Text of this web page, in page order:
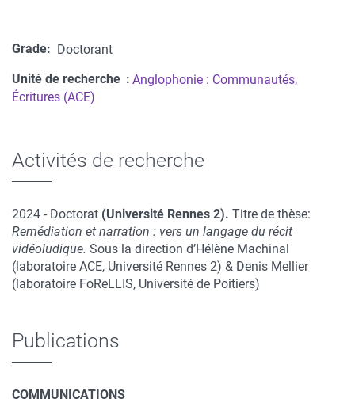
Grade
Doctorant
Unité de recherche
Anglophonie : Communautés,
Écritures (ACE)
Activités de recherche
2024 - Doctorat (Université Rennes 2). Titre de thèse:
Remédiation et narration : vers un langage du récit
vidéoludique. Sous la direction d’Hélène Machinal
(laboratoire ACE, Université Rennes 2) & Denis Mellier
(laboratoire FoReLLIS, Université de Poitiers)
Publications
COMMUNICATIONS